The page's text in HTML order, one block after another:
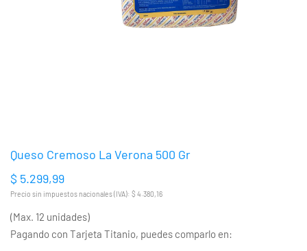
Queso Cremoso La Verona 500 Gr
$ 5.299,99
Precio sin impuestos nacionales (IVA): $ 4.380,16
(Max. 12 unidades)
Pagando con Tarjeta Titanio, puedes comparlo en: